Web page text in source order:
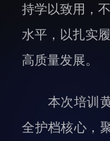
科研进展
科研诚信与伦理委
分析测试中心
实验室建设与管理
持学以致用，
水平，以扎实
高质量发展。
本次培训
全护档核心，